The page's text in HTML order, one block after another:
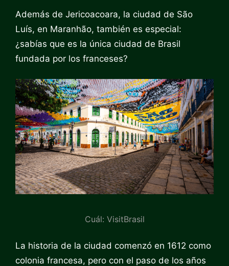
Además de Jericoacoara, la ciudad de São
Luís, en Maranhão, también es especial:
¿sabías que es la única ciudad de Brasil
fundada por los franceses?
Cuál: VisitBrasil
La historia de la ciudad comenzó en 1612 como
colonia francesa, pero con el paso de los años